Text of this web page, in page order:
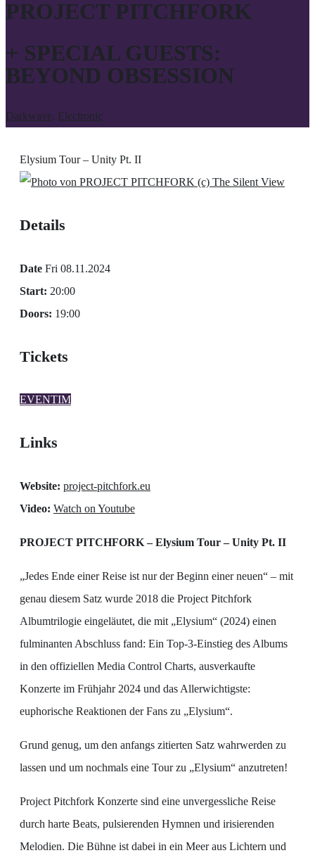
PROJECT PITCHFORK
+ SPECIAL GUESTS:
BEYOND OBSESSION
Darkwave, Electronic
Elysium Tour – Unity Pt. II
(c) The Silent View
Details
Date Fri 08.11.2024
Start: 20:00
Doors: 19:00
Tickets
EVENTIM
Links
Website: project-pitchfork.eu
Video: Watch on Youtube
PROJECT PITCHFORK – Elysium Tour – Unity Pt. II
„Jedes Ende einer Reise ist nur der Beginn einer neuen“ – mit
genau diesem Satz wurde 2018 die Project Pitchfork
Albumtrilogie eingeläutet, die mit „Elysium“ (2024) einen
fulminanten Abschluss fand: Ein Top-3-Einstieg des Albums
in den offiziellen Media Control Charts, ausverkaufte
Konzerte im Frühjahr 2024 und das Allerwichtigste:
euphorische Reaktionen der Fans zu „Elysium“.
Grund genug, um den anfangs zitierten Satz wahrwerden zu
lassen und um nochmals eine Tour zu „Elysium“ anzutreten!
Project Pitchfork Konzerte sind eine unvergessliche Reise
durch harte Beats, pulsierenden Hymnen und irisierenden
Melodien. Die Bühne ist dabei in ein Meer aus Lichtern und